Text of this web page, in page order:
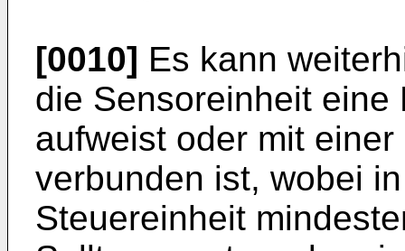
[0010] Es kann
die Sensoreinheit
aufweist oder mit
verbunden ist, wobei
Steuereinheit